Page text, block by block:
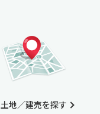
土地／建売を探す